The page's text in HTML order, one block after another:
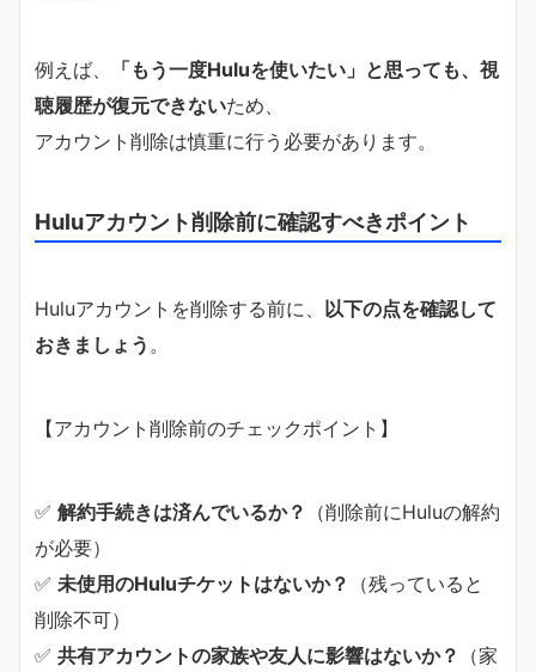
例えば、
「もう一度Huluを使いたい」と思っても、視
聴履歴が復元できないため、
アカウント削除は慎重に行う必要があります。
Huluアカウント削除前に確認すべきポイント
Huluアカウントを削除する前に、 以下の点を確認して
おきましょう 。
【アカウント削除前のチェックポイント】
✅ 解約手続きは済んでいるか？
（削除前にHuluの解約
が必要）
✅ 未使用のHuluチケットはないか？
（残っていると
削除不可）
✅ 共有アカウントの家族や友人に影響はないか？ （家